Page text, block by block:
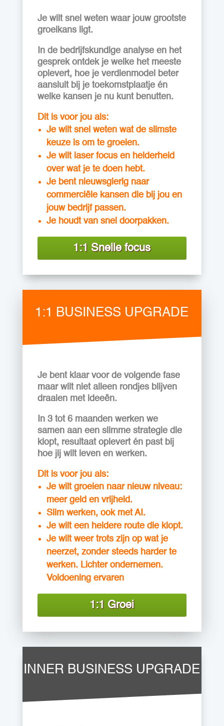
Je wilt snel weten waar jouw grootste
groeikans ligt.
In de bedrijfskundige analyse en het
gesprek ontdek je welke het meeste
oplevert, hoe je verdienmodel beter
aansluit bij je toekomstplaatje én
welke kansen je nu kunt benutten.
Dit is voor jou als:
Je wilt snel weten wat de slimste
keuze is om te groeien.
Je wilt laser focus en helderheid
over wat je te doen hebt.
Je bent nieuwsgierig naar
commerciële kansen die bij jou en
jouw bedrijf passen.
Je houdt van snel doorpakken.
1:1 Snelle focus
1:1 BUSINESS UPGRADE
Je bent klaar voor de volgende fase
maar wilt niet alleen rondjes blijven
draaien met ideeën.
In 3 tot 6 maanden werken we
samen aan een slimme strategie die
klopt, resultaat oplevert én past bij
hoe jij wilt leven en werken.
Dit is voor jou als:
Je wilt groeien naar nieuw niveau:
meer geld en vrijheid.
Slim werken, ook met AI.
Je wilt een heldere route die klopt.
Je wilt weer trots zijn op wat je
neerzet, zonder steeds harder te
werken. Lichter ondernemen.
Voldoening ervaren
1:1 Groei
INNER BUSINESS UPGRADE